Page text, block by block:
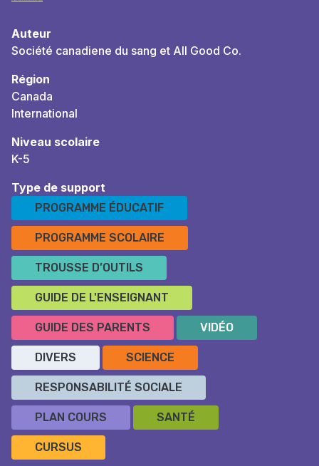
Auteur
Société canadiene du sang et All Good Co.
Région
Canada
International
Niveau scolaire
K-5
Type de support
PROGRAMME ÉDUCATIF
PROGRAMME SCOLAIRE
TROUSSE D’OUTILS
GUIDE DE L'ENSEIGNANT
GUIDE DES PARENTS VIDÉO
DIVERS SCIENCE
RESPONSABILITÉ SOCIALE
PLAN COURS SANTÉ
CURSUS